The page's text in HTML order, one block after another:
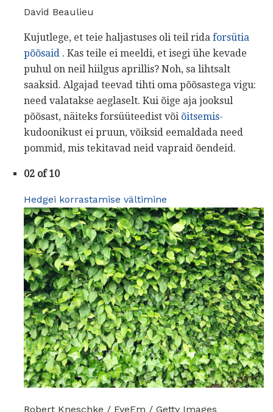
David Beaulieu
Kujutlege, et teie haljastuses oli teil rida forsütia
põõsaid . Kas teile ei meeldi, et isegi ühe kevade
puhul on neil hiilgus aprillis? Noh, sa lihtsalt
saaksid. Algajad teevad tihti oma põõsastega vigu:
need valatakse aeglaselt. Kui õige aja jooksul
põõsast, näiteks forsüüteedist või õitsemis-
kudoonikust ei pruun, võiksid eemaldada need
pommid, mis tekitavad neid vapraid õendeid.
02 of 10
Hedgei korrastamise vältimine
Robert Kneschke / EyeEm / Getty Images